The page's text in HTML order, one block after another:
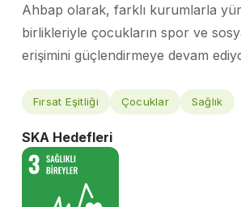
Ahbap olarak, farklı kurumlarla
birlikleriyle çocukların spor ve
erişimini güçlendirmeye devam
Fırsat Eşitliği Çocuklar Sağlık
SKA Hedefleri